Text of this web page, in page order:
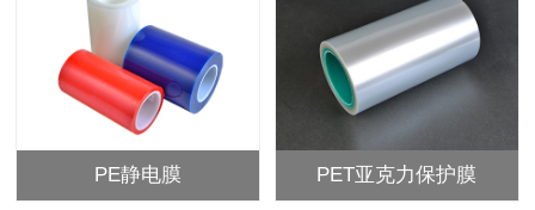
PE静电膜 PET亚克力保护膜